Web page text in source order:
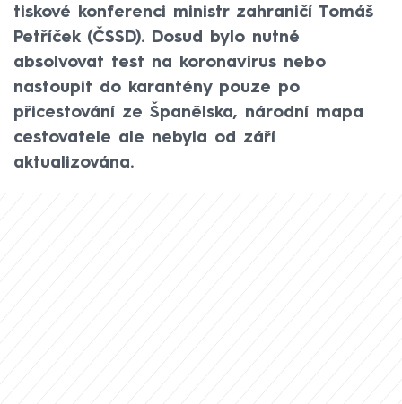
tiskové konferenci ministr zahraničí Tomáš
Petříček (ČSSD). Dosud bylo nutné
absolvovat test na koronavirus nebo
nastoupit do karantény pouze po
přicestování ze Španělska, národní mapa
cestovatele ale nebyla od září
aktualizována.